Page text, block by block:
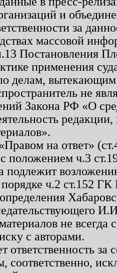
и
за
массовой
Постановления
применения
делам, вытекающим
не
Закона РФ «О
на ответ»
с положением ч.3
подлежит
ч.2 ст.152
не
с авторами.
ответственность
соответственно,